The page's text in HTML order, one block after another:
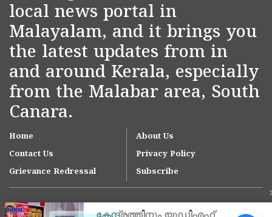
local news portal in
Malayalam, and it brings you
the latest updates from in
and around Kerala, especially
from the Malabar area, South
Canara.
Home
About Us
Contact Us
Privacy Policy
Grievance Redressal
Subscribe